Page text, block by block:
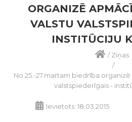
ORGANIZĒ
VALSTU
INSTITŪCIJU
/Ziņas
/
No 25.-27.martam biedrība
valstspiederīgais -
Ievietots: 18.03.2015